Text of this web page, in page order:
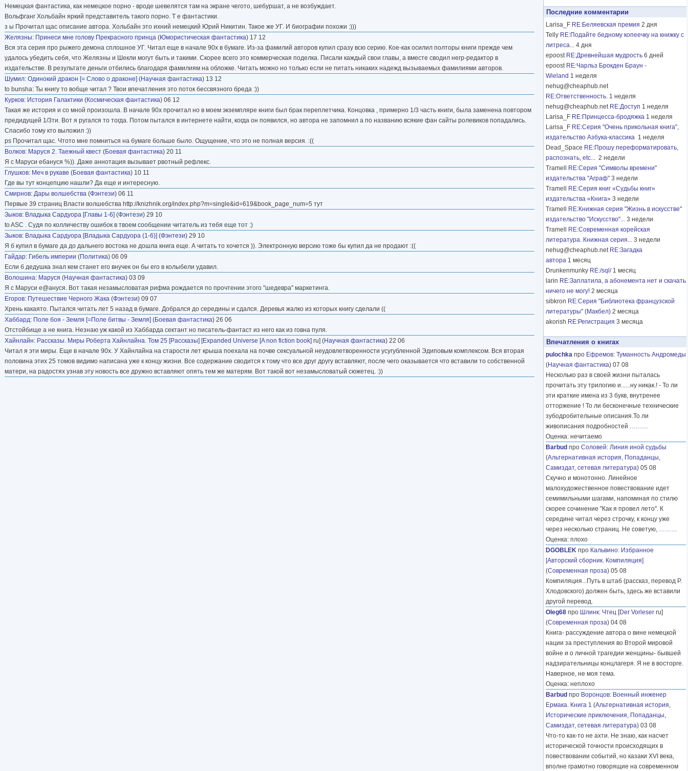
Немецкая фантастика, как немецкое порно - вроде шевелятся там на экране чегото, шебуршат, а не возбуждает.
Вольфганг Хольбайн яркий представитель такого порно. Т е фантастики.
з ы Прочитал щас описание автора. Хольбайн это ихний немецкий Юрий Никитин. Такое же УГ. И биографии похожи :)))
Желязны: Принеси мне голову Прекрасного принца (Юмористическая фантастика) 17 12
Вся эта серия про рыжего демона сплошное УГ. Читал еще в начале 90х в бумаге. Из-за фамилий авторов купил сразу всю серию. Кое-как осилил полторы книги прежде чем
удалось убедить себя, что Желязны и Шекли могут быть и такими. Скорее всего это коммерческая поделка. Писали каждый свои главы, а вместе сводил негр-редактор в
издательстве. В результате деньги отбились благодаря фамилиям на обложке. Читать можно но только если не питать никаких надежд вызываемых фамилиями авторов.
Шумил: Одинокий дракон [= Слово о драконе] (Научная фантастика) 13 12
to bunsha: Ты книгу то вобще читал ? Твои впечатления это поток бессвязного бреда :))
Курков: История Галактики (Космическая фантастика) 06 12
Такая же история и со мной произошла. В начале 90х прочитал но в моем экземпляре книги был брак переплетчика. Концовка , примерно 1/3 часть книги, была заменена повтором
предидущей 1/3ти. Вот я ругался то тогда. Потом пытался в интернете найти, когда он появился, но автора не запомнил а по названию всякие фан сайты ролевиков попадались.
Спасибо тому кто выложил :))
ps Прочитал щас. Чтото мне помниться на бумаге больше было. Ощущение, что это не полная версия. :((
Волков: Маруся 2. Таежный квест (Боевая фантастика) 20 11
Я с Маруси ебануся %)). Даже аннотация вызывает рвотный рефлекс.
Глушков: Меч в рукаве (Боевая фантастика) 10 11
Где вы тут концепцию нашли? Да еще и интересную.
Смирнов: Дары волшебства (Фэнтези) 06 11
Первые 39 страниц Власти волшебства http://knizhnik.org/index.php?m=single&id=619&book_page_num=5 тут
Зыков: Владыка Сардуора [Главы 1-6] (Фэнтези) 29 10
to ASC . Судя по колличеству ошибок в твоем сообщении читатель из тебя еще тот :)
Зыков: Владыка Сардуора [Владыка Сардуора (1-6)] (Фэнтези) 29 10
Я б купил в бумаге да до дальнего востока не дошла книга еще. А читать то хочется )). Электронную версию тоже бы купил да не продают :((
Гайдар: Гибель империи (Политика) 06 09
Если б дедушка знал кем станет его внучек он бы его в колыбели удавил.
Волошина: Маруся (Научная фантастика) 03 09
Я с Маруси е@ануся. Вот такая незамысловатая рифма рождается по прочтении этого "шедевра" маркетинга.
Егоров: Путешествие Черного Жака (Фэнтези) 09 07
Хрень какаято. Пытался читать лет 5 назад в бумаге. Добрался до середины и сдался. Деревья жалко из которых книгу сделали ((
Хаббард: Поле боя - Земля [=Поле битвы - Земля] (Боевая фантастика) 26 06
Отстойбище а не книга. Незнаю уж какой из Хаббарда сектант но писатель-фантаст из него как из говна пуля.
Хайнлайн: Рассказы. Миры Роберта Хайнлайна. Том 25 [Рассказы] [Expanded Universe [A non fiction book] ru] (Научная фантастика) 22 06
Читал я эти миры. Еще в начале 90х. У Хайнлайна на старости лет крыша поехала на почве сексуальной неудовлетворенности усугубленной Эдиповым комплексом. Вся вторая
половина этих 25 томов видимо написана уже к концу жизни. Все содержание сводится к тому что все друг другу вставляют, после чего оказывается что вставили то собственной
матери, на радостях узнав эту новость все дружно вставляют опять тем же матерям. Вот такой вот незамысловатый сюжетец. :))
Последние комментарии
Larisa_F RE:Беляевская премия 2 дня
Telly RE:Подайте бедному копеечку на книжку с
литреса... 4 дня
epoost RE:Древнейшая мудрость 6 дней
epoost RE:Чарльз Брокден Браун -
Wieland 1 неделя
nehug@cheaphub.net
RE:Ответственность. 1 неделя
nehug@cheaphub.net RE:Доступ 1 неделя
Larisa_F RE:Принцесса-бродяжка 1 неделя
Larisa_F RE:Серия "Очень прикольная книга",
издательство Азбука-классика 1 неделя
Dead_Space RE:Прошу переформатировать,
распознать, etc... 2 недели
Tramell
RE:Серия "Символы времени"
издательства "Аграф" 3 недели
Tramell
RE:Серия книг «Судьбы книг»
издательства «Книга» 3 недели
Tramell
RE:Книжная серия "Жизнь в искусстве"
издательство "Искусство"... 3 недели
Tramell
RE:Современная корейская
литература. Книжная серия... 3 недели
nehug@cheaphub.net RE:Загадка
автора 1 месяц
Drunkenmunky RE:/sql/ 1 месяц
larin RE:Заплатила, а абонемента нет и скачать
ничего не могу! 2 месяца
sibkron RE:Серия "Библиотека французской
литературы" (Макбел) 2 месяца
akorish RE:Регистрация 3 месяца
Впечатления о книгах
pulochka про Ефремов: Туманность Андромеды
(Научная фантастика) 07 08
Несколько раз в своей жизни пыталась
прочитать эту трилогию и......ну никак.! - То ли
эти краткие имена из 3 букв, внутренее
отторжение ! То ли бесконечные технические
зубодробительные описания.То ли
живописания подробностей ………
Оценка: нечитаемо
Barbud про Соловей: Линия иной судьбы
(Альтернативная история, Попаданцы,
Самиздат, сетевая литература) 05 08
Скучно и монотонно. Линейное
малохудожественное повествование идет
семимильными шагами, напоминая по стилю
скорее сочинение "Как я провел лето". К
середине читал через строчку, к концу уже
через несколько страниц. Не советую, ………
Оценка: плохо
DGOBLEK про Кальвино: Избранное
[Авторский сборник. Компиляция]
(Современная проза) 05 08
Компиляция...Путь в штаб (рассказ, перевод Р.
Хлодовского) должен быть, здесь же вставили
другой перевод.
Oleg68 про Шлинк: Чтец [Der Vorleser ru]
(Современная проза) 04 08
Книга- рассуждение автора о вине немецкой
нации за преступления во Второй мировой
войне и о личной трагедии женщины- бывшей
надзирательницы концлагеря. Я не в восторге.
Наверное, не моя тема.
Оценка: неплохо
Barbud про Воронцов: Военный инженер
Ермака. Книга 1 (Альтернативная история,
Исторические приключения, Попаданцы,
Самиздат, сетевая литература) 03 08
Что-то как-то не ахти. Не знаю, как насчет
исторической точности происходящих в
повествовании событий, но казаки XVI века,
вполне грамотно говорящие на современном